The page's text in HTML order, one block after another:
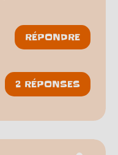
RÉPONDRE
2 RÉPONSES